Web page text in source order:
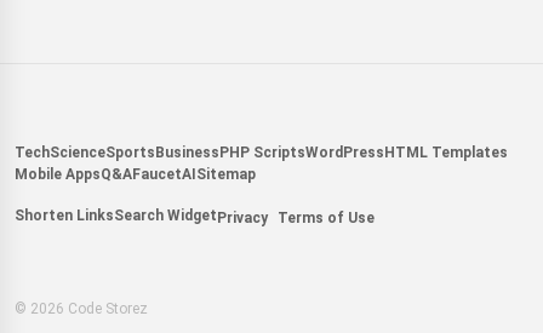
TechScienceSports Business PHP ScriptsWordPress HTML Templates
Mobile AppsQ&AFaucetAI Sitemap
Shorten LinksSearch Widget Privacy Terms of Use
© 2026 Code Storez